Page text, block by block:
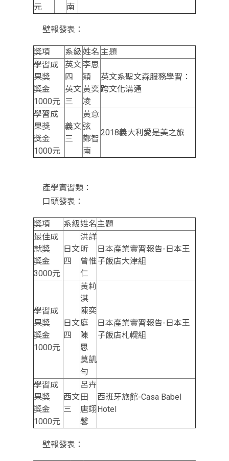
元
南
壁報發表：
獎項 系級 姓名 主題
學習成
果獎
獎金
1000元
英文
四
英文
三
李思
穎
黃奕
凌
英文系聖文森服務學習：
跨文化溝通
學習成
果獎
獎金
1000元
義文
三
黃意
弦
鄭智
南
2018義大利愛是美之旅
產學實習類：
口頭發表：
獎項 系級姓名主題
最佳成
就獎
獎金
3000元
日文
四
洪詳
昕
曾惟
仁
日本產業實習報告-日本王
子飯店大津組
學習成
果獎
獎金
1000元
日文
四
黃莉
淇
陳奕
庭
陳
思
莫凱
勻
日本產業實習報告-日本王
子飯店札幌組
學習成
果獎
獎金
1000元
西文
三
呂卉
田
唐翊
馨
西班牙旅館-Casa Babel
Hotel
壁報發表：